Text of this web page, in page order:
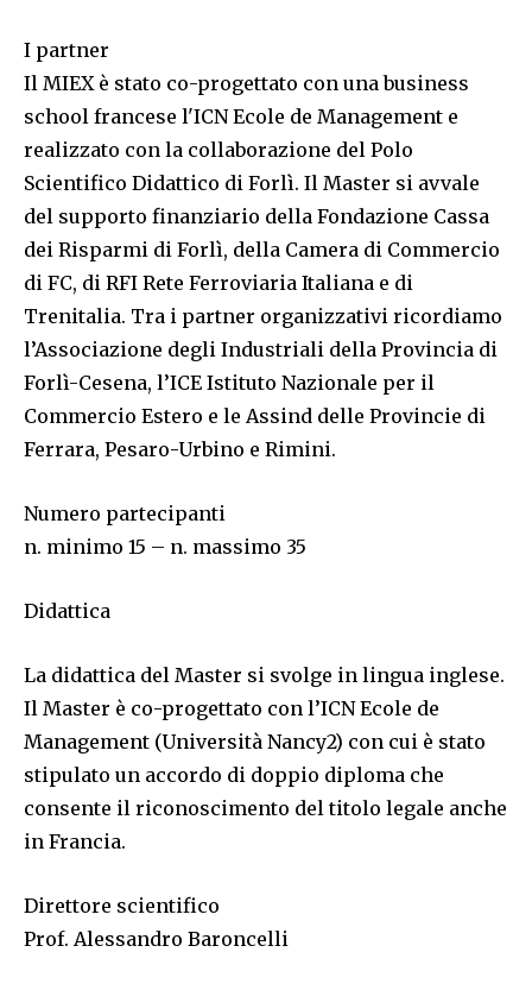
I partner
Il MIEX è stato co-progettato con una business
school francese l'ICN Ecole de Management e
realizzato con la collaborazione del Polo
Scientifico Didattico di Forlì. Il Master si avvale
del supporto finanziario della Fondazione Cassa
dei Risparmi di Forlì, della Camera di Commercio
di FC, di RFI Rete Ferroviaria Italiana e di
Trenitalia. Tra i partner organizzativi ricordiamo
l’Associazione degli Industriali della Provincia di
Forlì-Cesena, l’ICE Istituto Nazionale per il
Commercio Estero e le Assind delle Provincie di
Ferrara, Pesaro-Urbino e Rimini.
Numero partecipanti
n. minimo 15 – n. massimo 35
Didattica
La didattica del Master si svolge in lingua inglese.
Il Master è co-progettato con l’ICN Ecole de
Management (Università Nancy2) con cui è stato
stipulato un accordo di doppio diploma che
consente il riconoscimento del titolo legale anche
in Francia.
Direttore scientifico
Prof. Alessandro Baroncelli